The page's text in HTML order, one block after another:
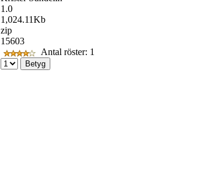
1.0
1,024.11Kb
zip
15603
Antal röster: 1